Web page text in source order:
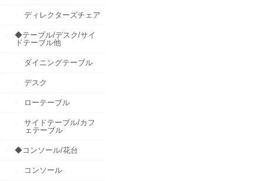
ディレクターズチェア
◆テーブル/デスク/サイ
ドテーブル他
ダイニングテーブル
デスク
ローテーブル
サイドテーブル/カフ
ェテーブル
◆コンソール/花台
コンソール